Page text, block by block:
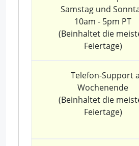
Samstag und
10am - 5pm PT
(Beinhaltet die
Feiertage)
Telefon-Support
Wochenende
(Beinhaltet die
Feiertage)